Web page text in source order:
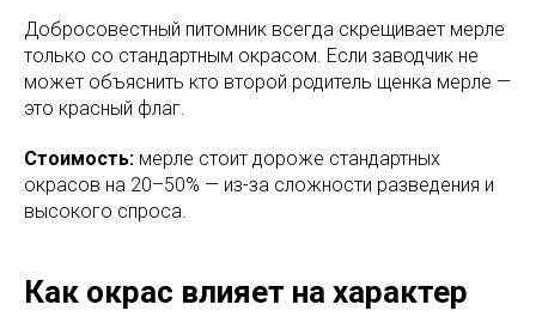
Добросовестный питомник всегда скрещивает мерле
только со стандартным окрасом. Если заводчик не
может объяснить кто второй родитель щенка мерле —
это красный флаг.
Стоимость: мерле стоит дороже стандартных
окрасов на 20–50% — из-за сложности разведения и
высокого спроса.
Как окрас влияет на характер